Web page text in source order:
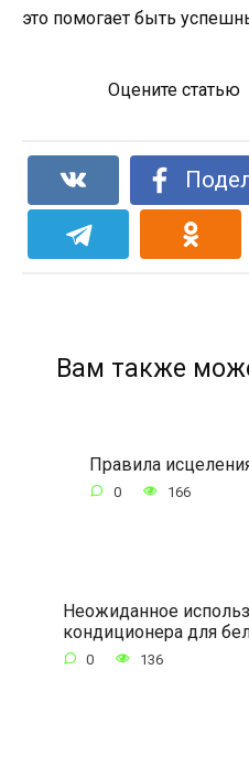
это помогает быть
Оцените статью
Вам также
Правила
0 166
Неожиданное
кондиционера для
0 136